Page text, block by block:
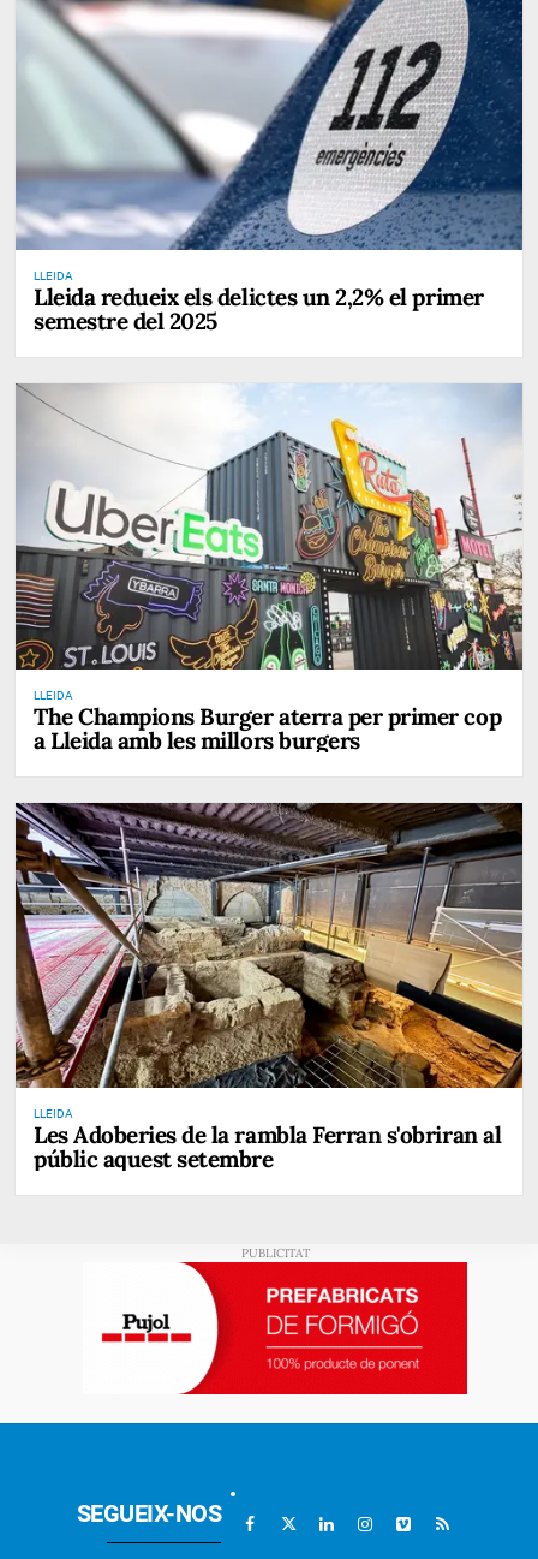
LLEIDA
Lleida redueix els delictes un 2,2% el primer
semestre del 2025
LLEIDA
The Champions Burger aterra per primer cop
a Lleida amb les millors burgers
LLEIDA
Les Adoberies de la rambla Ferran s'obriran al
públic aquest setembre
SEGUEIX-NOS